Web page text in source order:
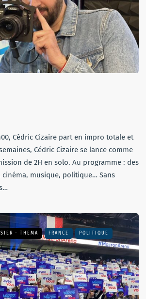
Cédric Cizaire part en impro totale et
Cédric Cizaire se lance comme
de 2H en solo. Au programme : des
musique, politique… Sans
- THEMA FRANCE POLITIQUE